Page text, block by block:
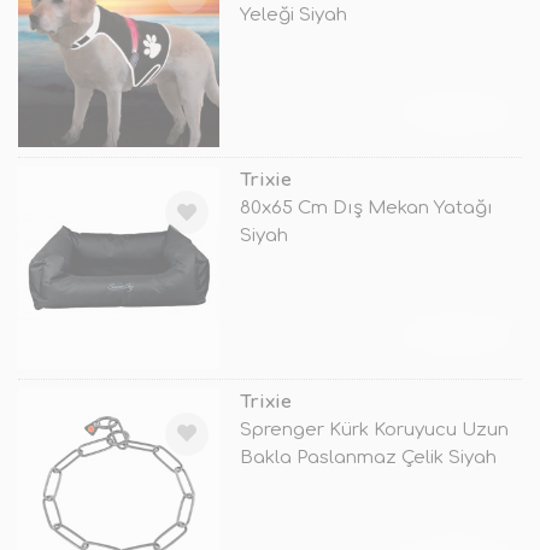
Yeleği Siyah
Trixie
80x65 Cm Dış Mekan Yatağı
Siyah
Trixie
Sprenger Kürk Koruyucu Uzun
Bakla Paslanmaz Çelik Siyah